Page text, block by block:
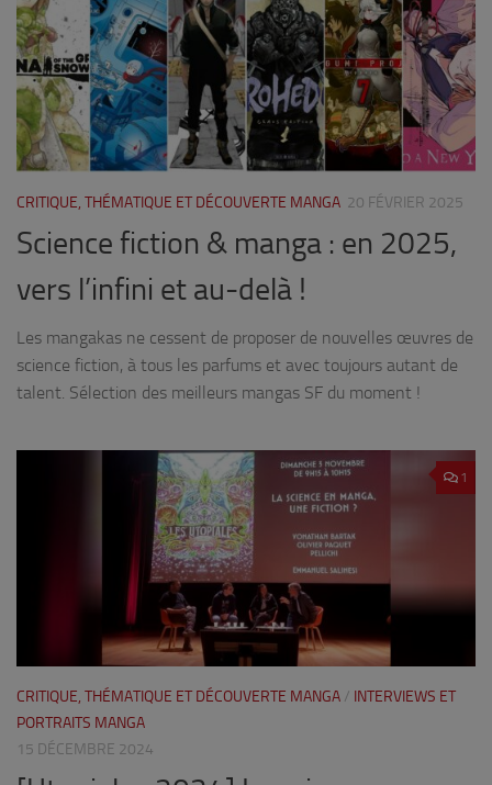
CRITIQUE, THÉMATIQUE ET DÉCOUVERTE MANGA 20 FÉVRIER 2025
Science fiction & manga : en 2025,
vers l’infini et au-delà !
Les mangakas ne cessent de proposer de nouvelles œuvres de
science fiction, à tous les parfums et avec toujours autant de
talent. Sélection des meilleurs mangas SF du moment !
1
CRITIQUE, THÉMATIQUE ET DÉCOUVERTE MANGA / INTERVIEWS ET
PORTRAITS MANGA
15 DÉCEMBRE 2024